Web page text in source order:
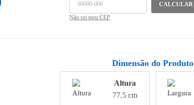
CALCULAR
Não sei meu CEP
Dimensão do Produto
Altura
77.5 cm